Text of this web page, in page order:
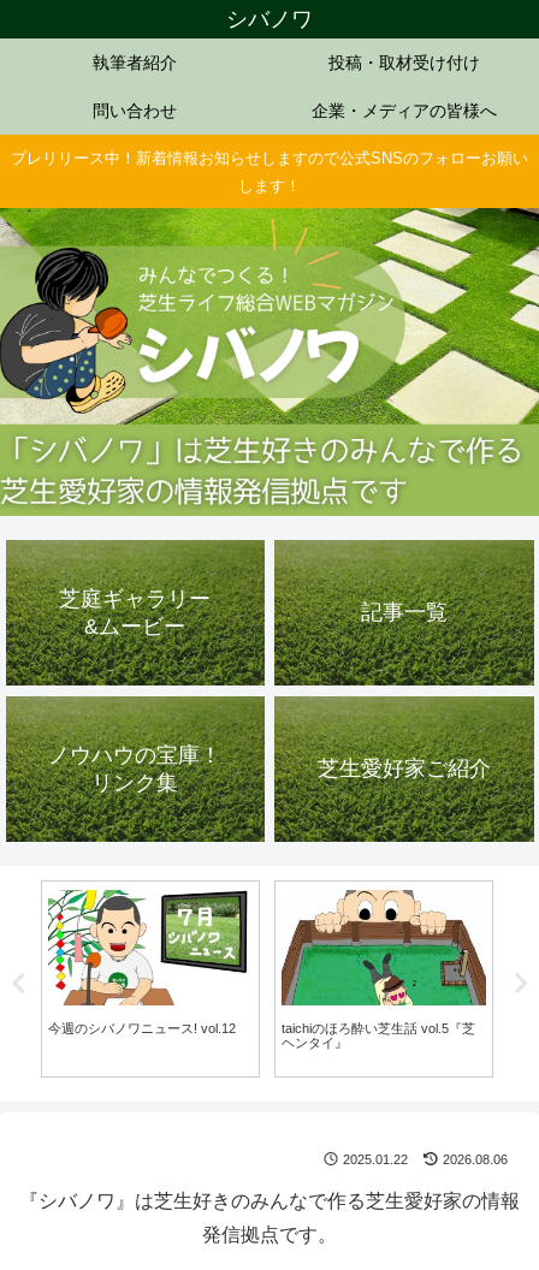
シバノワ
執筆者紹介 投稿・取材受け付け
問い合わせ 企業・メディアの皆様へ
プレリリース中！新着情報お知らせしますので公式SNSのフォローお願い
します！
芝庭ギャラリー
&ムービー
記事一覧
ノウハウの宝庫！
リンク集
芝生愛好家ご紹介
今週のシバノワニュース! vol.12
taichiのほろ酔い芝生話 vol.5『芝
ヘンタイ』
2025.01.22 2026.08.06
『シバノワ』は芝生好きのみんなで作る芝生愛好家の情報
発信拠点です。